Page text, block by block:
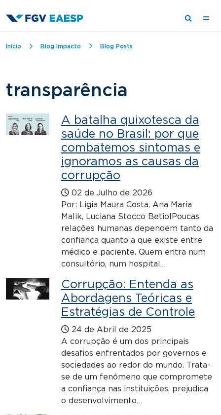
Trilha de navegação
Início Blog Impacto Blog Posts
transparência
A batalha quixotesca da
saúde no Brasil: por que
combatemos sintomas e
ignoramos as causas da
corrupção
02 de Julho de 2026
Por: Ligia Maura Costa, Ana Maria
Malik, Luciana Stocco BetiolPoucas
relações humanas dependem tanto da
confiança quanto a que existe entre
médico e paciente. Quem entra num
consultório, num hospital…
Corrupção: Entenda as
Abordagens Teóricas e
Estratégias de Controle
24 de Abril de 2025
A corrupção é um dos principais
desafios enfrentados por governos e
sociedades ao redor do mundo. Trata-
se de um fenômeno que compromete
a confiança nas instituições, prejudica
o desenvolvimento…